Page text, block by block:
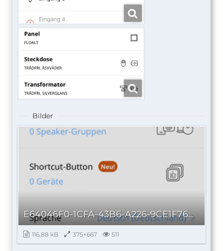
Bilder
E64046F0-1CFA-43B6-A226-9CE1F760AAF3_autoscaled.png
116,88 kB 375×667 511